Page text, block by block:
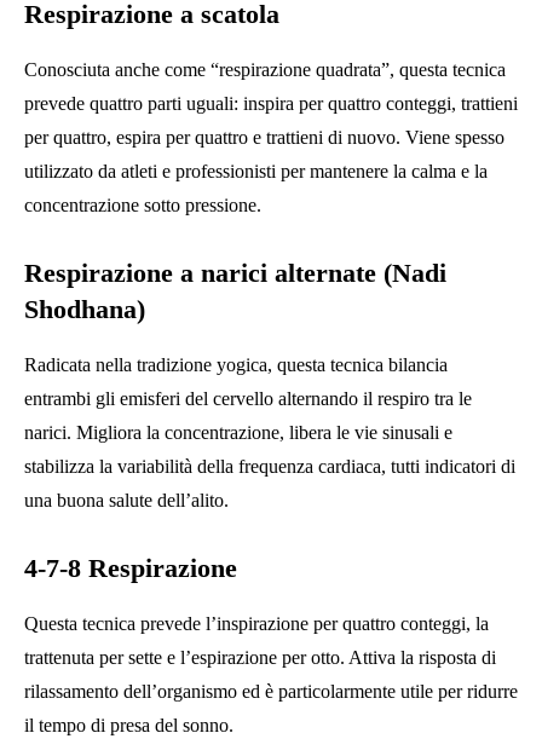
Respirazione a scatola
Conosciuta anche come “respirazione quadrata”, questa tecnica
prevede quattro parti uguali: inspira per quattro conteggi, trattieni
per quattro, espira per quattro e trattieni di nuovo. Viene spesso
utilizzato da atleti e professionisti per mantenere la calma e la
concentrazione sotto pressione.
Respirazione a narici alternate (Nadi
Shodhana)
Radicata nella tradizione yogica, questa tecnica bilancia
entrambi gli emisferi del cervello alternando il respiro tra le
narici. Migliora la concentrazione, libera le vie sinusali e
stabilizza la variabilità della frequenza cardiaca, tutti indicatori di
una buona salute dell’alito.
4-7-8 Respirazione
Questa tecnica prevede l’inspirazione per quattro conteggi, la
trattenuta per sette e l’espirazione per otto. Attiva la risposta di
rilassamento dell’organismo ed è particolarmente utile per ridurre
il tempo di presa del sonno.